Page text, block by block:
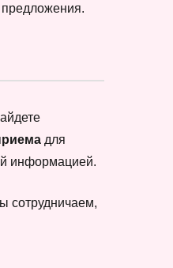
предложения.
для
информацией.
сотрудничаем,